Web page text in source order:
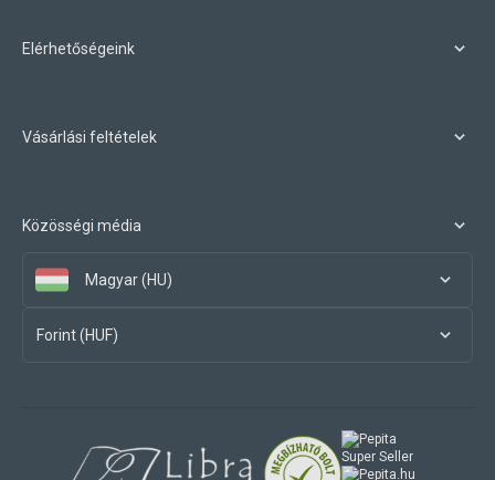
Elérhetőségeink
Vásárlási feltételek
Közösségi média
Magyar (HU)
Forint (HUF)